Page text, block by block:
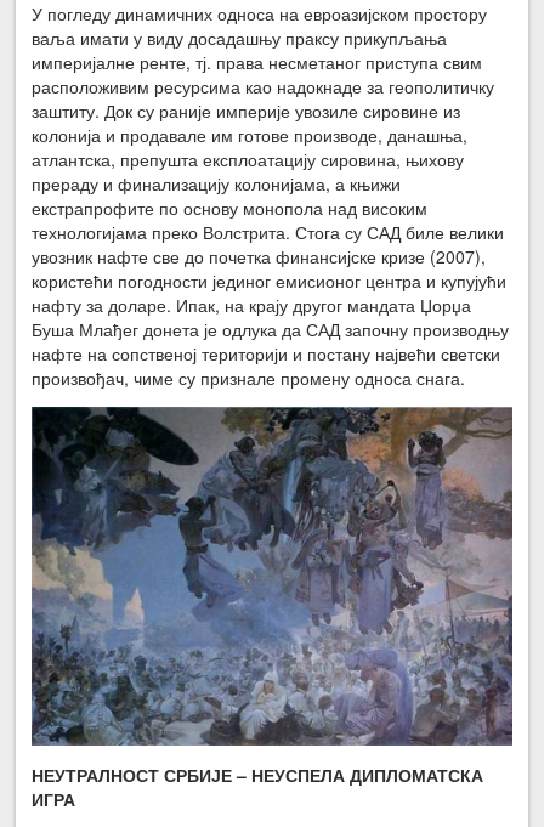
У погледу динамичних односа на евроазијском простору
ваља имати у виду досадашњу праксу прикупљања
империјалне ренте, тј. права несметаног приступа свим
расположивим ресурсима као надокнаде за геополитичку
заштиту. Док су раније империје увозиле сировине из
колонија и продавале им готове производе, данашња,
атлантска, препушта експлоатацију сировина, њихову
прераду и финализацију колонијама, а књижи
екстрапрофите по основу монопола над високим
технологијама преко Волстрита. Стога су САД биле велики
увозник нафте све до почетка финансијске кризе (2007),
користећи погодности јединог емисионог центра и купујући
нафту за доларе. Ипак, на крају другог мандата Џорџа
Буша Млађег донета је одлука да САД започну производњу
нафте на сопственој територији и постану највећи светски
произвођач, чиме су признале промену односа снага.
НЕУТРАЛНОСТ СРБИЈЕ – НЕУСПЕЛА ДИПЛОМАТСКА
ИГРА